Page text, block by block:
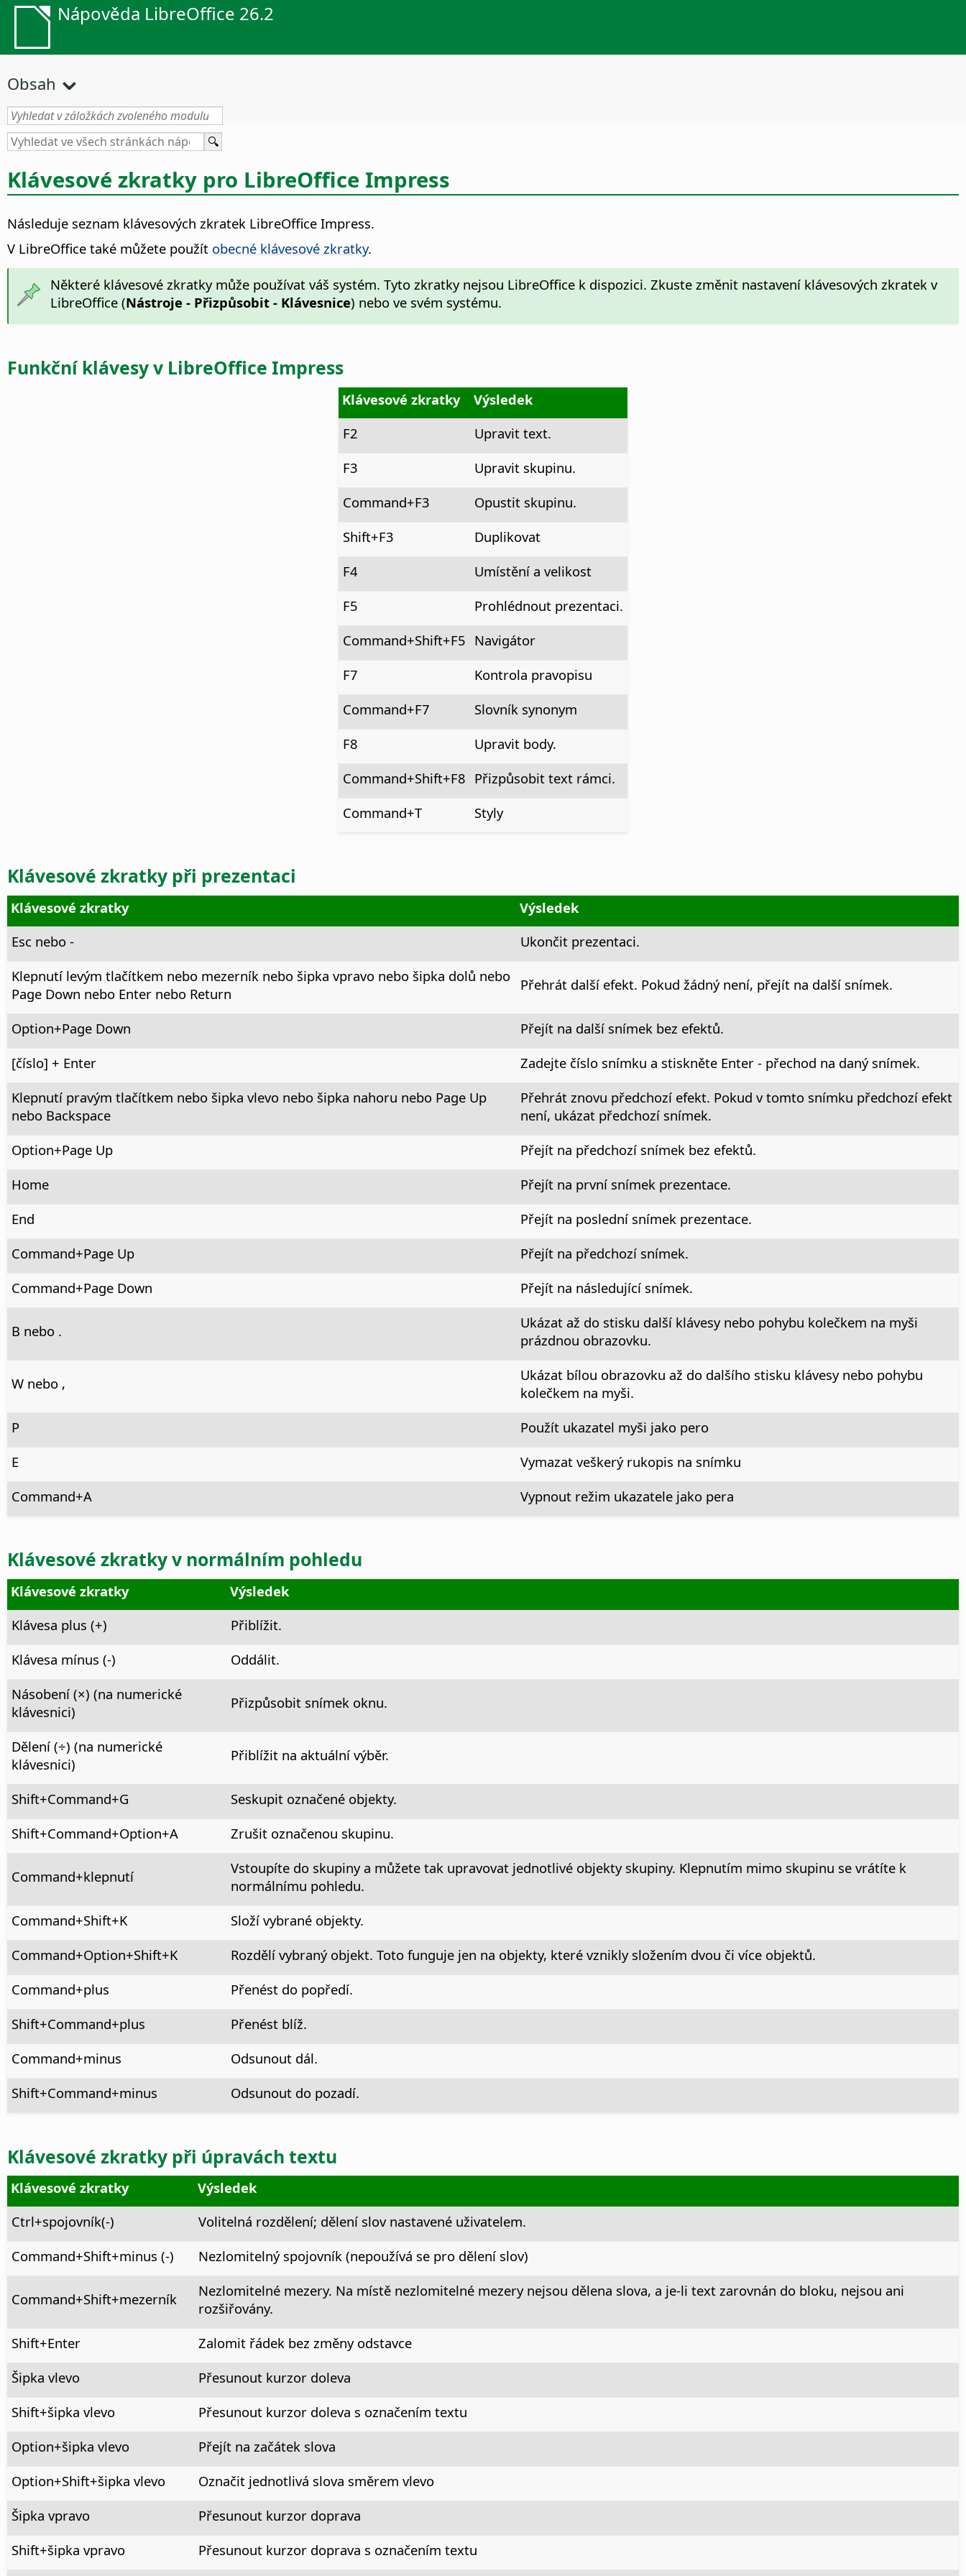
Nápověda LibreOffice 26.2
Obsah
Klávesové zkratky pro LibreOffice Impress
Následuje seznam klávesových zkratek LibreOffice Impress.
V LibreOffice také můžete použít obecné klávesové zkratky.
Některé klávesové zkratky může používat váš systém. Tyto zkratky nejsou LibreOffice k dispozici. Zkuste změnit nastavení klávesových zkratek v
LibreOffice (Nástroje - Přizpůsobit - Klávesnice) nebo ve svém systému.
Funkční klávesy v LibreOffice Impress
Klávesové zkratky
Výsledek
F2
Upravit text.
F3
Upravit skupinu.
Command+F3
Opustit skupinu.
Shift+F3
Duplikovat
F4
Umístění a velikost
F5
Prohlédnout prezentaci.
Command+Shift+F5 Navigátor
F7
Kontrola pravopisu
Command+F7
Slovník synonym
F8
Upravit body.
Command+Shift+F8 Přizpůsobit text rámci.
Command+T
Styly
Klávesové zkratky při prezentaci
Klávesové zkratky
Výsledek
Esc nebo -
Ukončit prezentaci.
Klepnutí levým tlačítkem nebo mezerník nebo šipka vpravo nebo šipka dolů nebo
Page Down nebo Enter nebo Return
Přehrát další efekt. Pokud žádný není, přejít na další snímek.
Option+Page Down
Přejít na další snímek bez efektů.
[číslo] + Enter
Zadejte číslo snímku a stiskněte Enter - přechod na daný snímek.
Klepnutí pravým tlačítkem nebo šipka vlevo nebo šipka nahoru nebo Page Up
nebo Backspace
Přehrát znovu předchozí efekt. Pokud v tomto snímku předchozí efekt
není, ukázat předchozí snímek.
Option+Page Up
Přejít na předchozí snímek bez efektů.
Home
Přejít na první snímek prezentace.
End
Přejít na poslední snímek prezentace.
Command+Page Up
Přejít na předchozí snímek.
Command+Page Down Přejít na následující snímek.
B nebo .
Ukázat až do stisku další klávesy nebo pohybu kolečkem na myši
prázdnou obrazovku.
W nebo ,
Ukázat bílou obrazovku až do dalšího stisku klávesy nebo pohybu
kolečkem na myši.
P
Použít ukazatel myši jako pero
E
Vymazat veškerý rukopis na snímku
Command+A Vypnout režim ukazatele jako pera
Klávesové zkratky v normálním pohledu
Klávesové zkratky
Výsledek
Klávesa plus (+)
Přiblížit.
Klávesa mínus (-)
Oddálit.
Násobení (×) (na numerické
klávesnici)
Přizpůsobit snímek oknu.
Dělení (÷) (na numerické
klávesnici)
Přiblížit na aktuální výběr.
Shift+Command+G
Seskupit označené objekty.
Shift+Command+Option+A Zrušit označenou skupinu.
Command+klepnutí
Vstoupíte do skupiny a můžete tak upravovat jednotlivé objekty skupiny. Klepnutím mimo skupinu se vrátíte k
normálnímu pohledu.
Command+Shift+K
Složí vybrané objekty.
Command+Option+Shift+K
Rozdělí vybraný objekt. Toto funguje jen na objekty, které vznikly složením dvou či více objektů.
Command+plus
Přenést do popředí.
Shift+Command+plus
Přenést blíž.
Command+minus
Odsunout dál.
Shift+Command+minus Odsunout do pozadí.
Klávesové zkratky při úpravách textu
Klávesové zkratky
Výsledek
Ctrl+spojovník(-)
Volitelná rozdělení; dělení slov nastavené uživatelem.
Command+Shift+minus (-) Nezlomitelný spojovník (nepoužívá se pro dělení slov)
Command+Shift+mezerník
Nezlomitelné mezery. Na místě nezlomitelné mezery nejsou dělena slova, a je-li text zarovnán do bloku, nejsou ani
rozšiřovány.
Shift+Enter
Zalomit řádek bez změny odstavce
Šipka vlevo
Přesunout kurzor doleva
Shift+šipka vlevo
Přesunout kurzor doleva s označením textu
Option+šipka vlevo
Přejít na začátek slova
Option+Shift+šipka vlevo
Označit jednotlivá slova směrem vlevo
Šipka vpravo
Přesunout kurzor doprava
Shift+šipka vpravo
Přesunout kurzor doprava s označením textu